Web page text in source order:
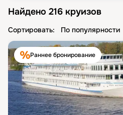
Найдено 216 круизов
Сортировать: По популярности
Раннее бронирование